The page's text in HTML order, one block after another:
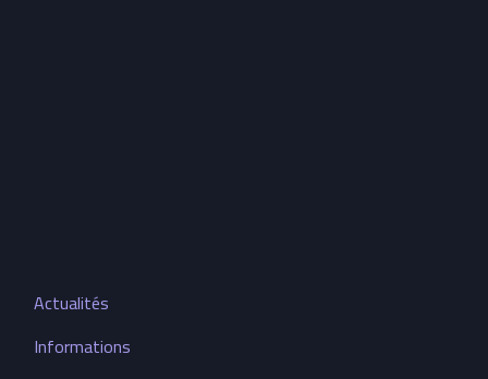
Actualités
Informations